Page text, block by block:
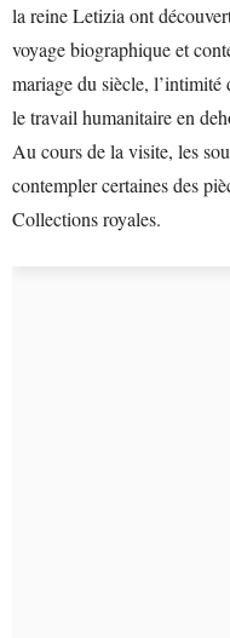
la reine Letizia ont
voyage biographique et
mariage du siècle, l’intimité
le travail humanitaire en
Au cours de la visite, les
contempler certaines des
Collections royales.